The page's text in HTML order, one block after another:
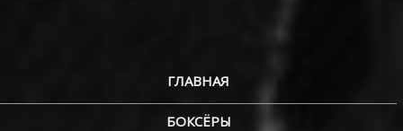
ГЛАВНАЯ
БОКСЁРЫ